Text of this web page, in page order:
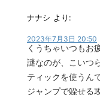
ナナシ より:
2023年7月3日 20:50
くうちゃいつもお
謎なのが、こいつ
ティックを使うん
ジャンプで躱せる